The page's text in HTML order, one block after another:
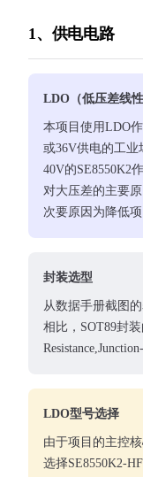
1、供电电路
LDO（低压差线
本项目使用LDO
或36V供电的工
40V的SE8550K2
对大压差的主要
次要原因为降低项
封装选型
从数据手册截图
相比，SOT89封
LDO型号选择
由于项目的主控
选择SE8550K2-